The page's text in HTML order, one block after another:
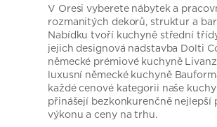
V Oresi vyberete nábytek a
rozmanitých dekorů, struktur a
Nabídku tvoří kuchyně střední
jejich designová nadstavba Dolti
německé prémiové kuchyně
luxusní německé kuchyně
každé cenové kategorii naše
přinášejí bezkonkurenčně nejlepší
výkonu a ceny na trhu.